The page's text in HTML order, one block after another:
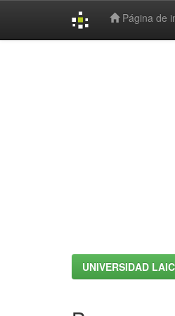
Página de
UNIVERSIDAD